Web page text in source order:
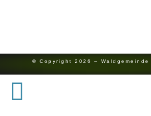
© Copyright 2026 – Waldgemeinde